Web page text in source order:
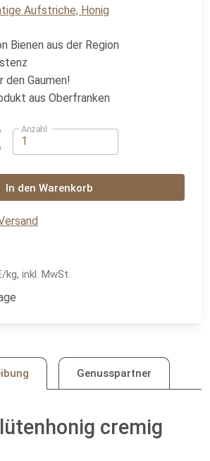
Aufstriche, Honig
Bienen aus der Region
den Gaumen!
aus Oberfranken
Anzahl
In den Warenkorb
kg, inkl. MwSt.
Genusspartner
cremig